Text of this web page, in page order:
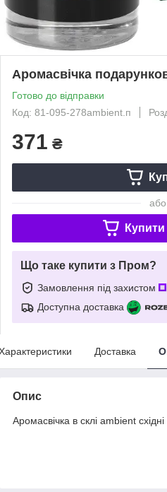
Аромасвічка
Готово до відправки
Код: 81-095-278ambient.п
371 ₴
або
Купити
Що таке купити з Пром?
Замовлення під захистом
Доступна доставка
Доставка
Опис
Аромасвічка в склі ambient східні